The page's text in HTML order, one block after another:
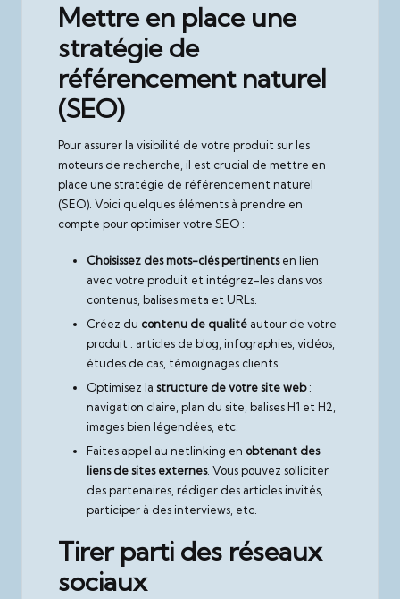
Mettre en place une
stratégie de
référencement naturel
(SEO)
Pour assurer la visibilité de votre produit sur les
moteurs de recherche, il est crucial de mettre en
place une stratégie de référencement naturel
(SEO). Voici quelques éléments à prendre en
compte pour optimiser votre SEO :
Choisissez des mots-clés pertinentsen lien
avec votre produit et intégrez-les dans vos
contenus, balises meta et URLs.
Créez du contenu de qualité autour de votre
produit : articles de blog, infographies, vidéos,
études de cas, témoignages clients…
Optimisez la structure de votre site web:
navigation claire, plan du site, balises H1 et H2,
images bien légendées, etc.
Faites appel au netlinking en obtenant des
liens de sites externes. Vous pouvez solliciter
des partenaires, rédiger des articles invités,
participer à des interviews, etc.
Tirer parti des réseaux
sociaux